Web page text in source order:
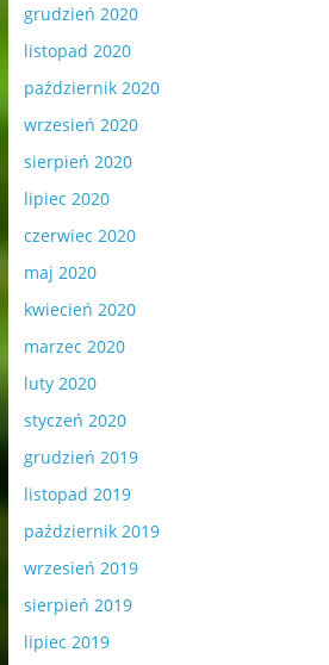
grudzień 2020
listopad 2020
październik 2020
wrzesień 2020
sierpień 2020
lipiec 2020
czerwiec 2020
maj 2020
kwiecień 2020
marzec 2020
luty 2020
styczeń 2020
grudzień 2019
listopad 2019
październik 2019
wrzesień 2019
sierpień 2019
lipiec 2019